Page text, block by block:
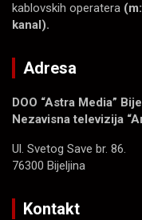
kablovskih operatera
kanal).
Adresa
DOO “Astra Media”
Nezavisna televizija
Ul. Svetog Save br. 86.
76300 Bijeljina
Kontakt